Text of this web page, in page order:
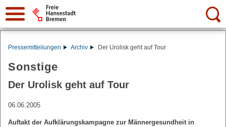
Suche:
Pressemitteilungen Archiv Der Urolisk geht auf Tour
Sonstige
Der Urolisk geht auf Tour
06.06.2005
Auftakt der Aufklärungskampagne zur Männergesundheit in